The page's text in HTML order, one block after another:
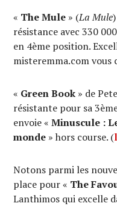
« The Mule » (La Mule
résistance avec 330
en 4ème position.
misteremma.com vous
« Green Book » de
résistante pour sa
envoie «Minuscule :
monde » hors course. (
Notons parmi les
place pour « The
Lanthimos qui excelle